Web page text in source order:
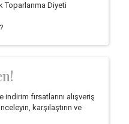
Toparlanma Diyeti
fırsatlarını alışveriş
karşılaştırın ve